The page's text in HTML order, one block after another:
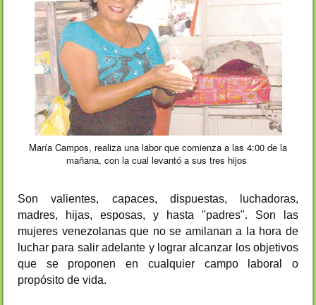
María Campos, realiza una labor que comienza a las 4:00 de la
mañana, con la cual levantó a sus tres hijos
Son valientes, capaces, dispuestas, luchadoras,
madres, hijas, esposas, y hasta "padres". Son las
mujeres venezolanas que no se amilanan a la hora de
luchar para salir adelante y lograr alcanzar los objetivos
que se proponen en cualquier campo laboral o
propósito de vida.